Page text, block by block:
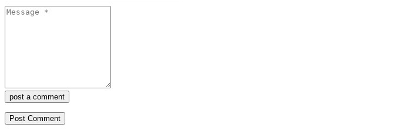
post a comment